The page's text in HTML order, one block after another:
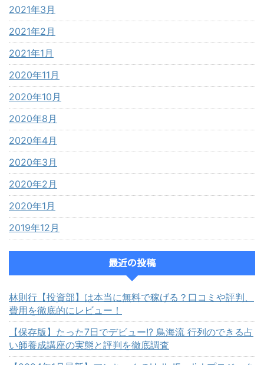
2021年3月
2021年2月
2021年1月
2020年11月
2020年10月
2020年8月
2020年4月
2020年3月
2020年2月
2020年1月
2019年12月
最近の投稿
林則行【投資部】は本当に無料で稼げる？口コミや評判、
費用を徹底的にレビュー！
【保存版】たった7日でデビュー!? 鳥海流 行列のできる占
い師養成講座の実態と評判を徹底調査